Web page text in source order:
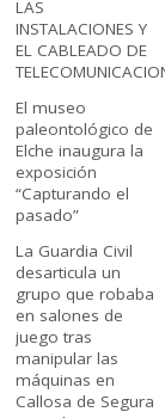
LAS
INSTALACIONES Y
EL CABLEADO DE
El museo
paleontológico de
Elche inaugura la
exposición
“Capturando el
pasado”
La Guardia Civil
desarticula un
grupo que robaba
en salones de
juego tras
manipular las
máquinas en
Callosa de Segura